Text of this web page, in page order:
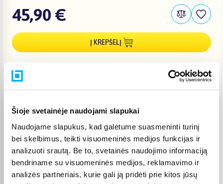
Šioje svetainėje naudojami slapukai
Naudojame slapukus, kad galėtume suasmeninti turinį
bei skelbimus, teikti visuomeninės medijos funkcijas ir
analizuoti srautą. Be to, svetainės naudojimo informaciją
bendriname su visuomeninės medijos, reklamavimo ir
analizės partneriais, kurie gali ją pridėti prie kitos jūsų
45,90 €
Į KREPŠELĮ
Pristato ir šeštadienį
Rugpjūtis 12d. - Rugpjūtis 17d.
Venipak kurjeris (2,99 €)
Rugpjūtis 12d. - Rugpjūtis 17d.
Omniva paštomatas ( 2,39 €)